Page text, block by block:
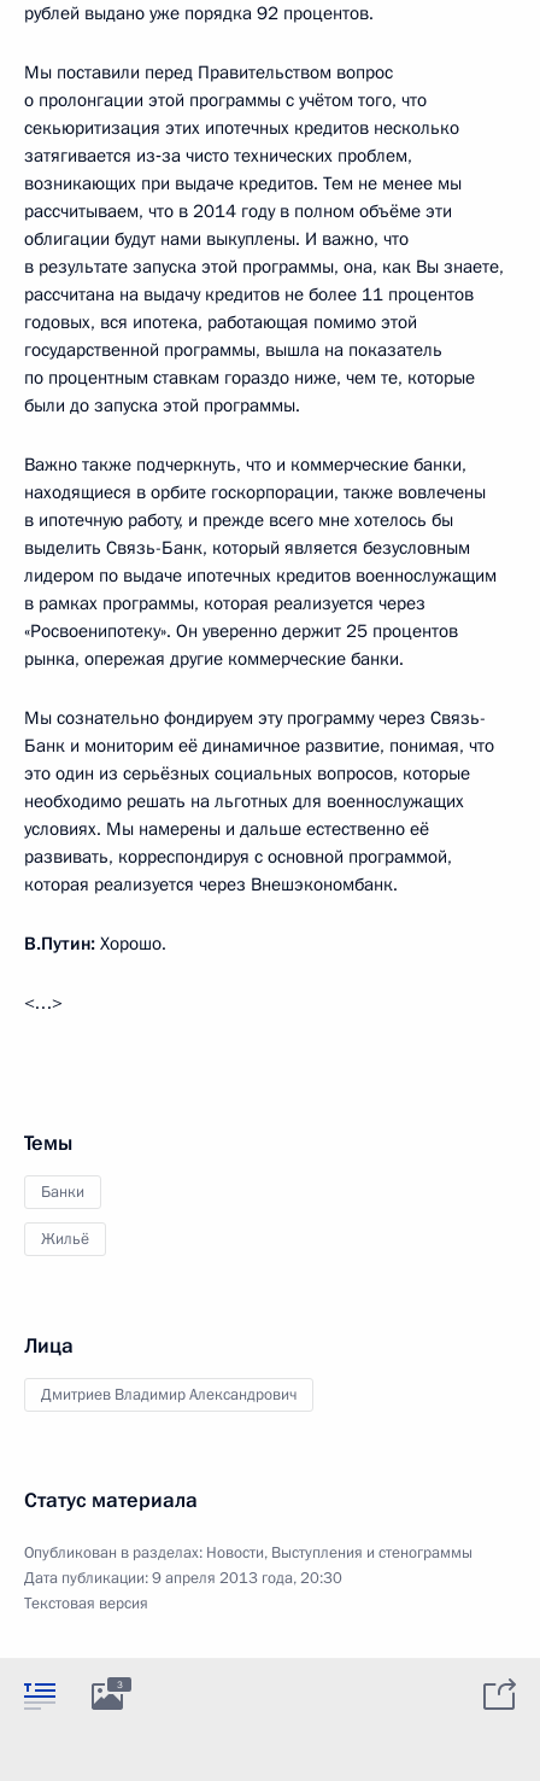
рублей выдано уже порядка 92 процентов.
Мы поставили перед Правительством вопрос
о пролонгации этой программы с учётом того, что
секьюритизация этих ипотечных кредитов несколько
затягивается из‑за чисто технических проблем,
возникающих при выдаче кредитов. Тем не менее мы
рассчитываем, что в 2014 году в полном объёме эти
облигации будут нами выкуплены. И важно, что
в результате запуска этой программы, она, как Вы знаете,
рассчитана на выдачу кредитов не более 11 процентов
годовых, вся ипотека, работающая помимо этой
государственной программы, вышла на показатель
по процентным ставкам гораздо ниже, чем те, которые
были до запуска этой программы.
Важно также подчеркнуть, что и коммерческие банки,
находящиеся в орбите госкорпорации, также вовлечены
в ипотечную работу, и прежде всего мне хотелось бы
выделить Связь-Банк, который является безусловным
лидером по выдаче ипотечных кредитов военнослужащим
в рамках программы, которая реализуется через
«Росвоенипотеку». Он уверенно держит 25 процентов
рынка, опережая другие коммерческие банки.
Мы сознательно фондируем эту программу через Связь-
Банк и мониторим её динамичное развитие, понимая, что
это один из серьёзных социальных вопросов, которые
необходимо решать на льготных для военнослужащих
условиях. Мы намерены и дальше естественно её
развивать, корреспондируя с основной программой,
которая реализуется через Внешэкономбанк.
В.Путин: Хорошо.
<…>
Темы
Банки
Жильё
Лица
Дмитриев Владимир Александрович
Статус материала
Опубликован в разделах: Новости, Выступления и стенограммы
Дата публикации:9 апреля 2013 года, 20:30
Текстовая версия
3